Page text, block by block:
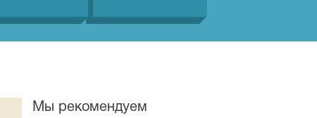
Мы рекомендуем